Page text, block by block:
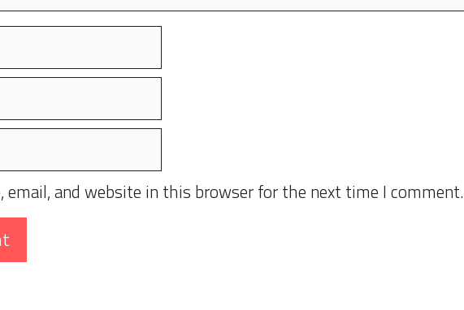
email, and website in this browser for the next time I comment.